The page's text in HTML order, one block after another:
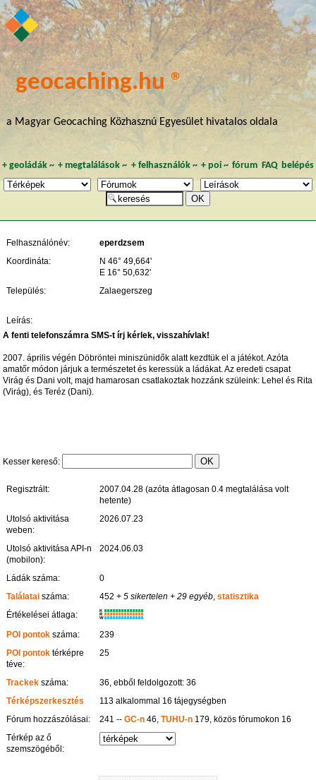
geocaching.hu ®
a Magyar Geocaching Közhasznú Egyesület hivatalos oldala
+ geoládák~ +megtalálások ~ + felhasználók~ + poi~ fórum FAQ belépés
Felhasználónév:
eperdzsem
Koordináta:
N 46° 49,664'
E 16° 50,632'
Település:
Zalaegerszeg
Leírás:
A fenti telefonszámra SMS-t írj kérlek, visszahívlak!
2007. április végén Döbröntei miniszünidők alatt kezdtük el a játékot. Azóta
amatőr módon járjuk a természetet és keressük a ládákat. Az eredeti csapat
Virág és Dani volt, majd hamarosan csatlakoztak hozzánk szüleink: Lehel és Rita
(Virág), és Teréz (Dani).
Kesser kereső:
Regisztrált:
2007.04.28 (azóta átlagosan 0.4 megtalálása volt
hetente)
Utolsó aktivitása
weben:
2026.07.23
Utolsó aktivitása API-n
(mobilon):
2024.06.03
Ládák száma:
0
Találatai száma: 452 + 5 sikertelen + 29 egyéb,statisztika
Értékelései átlaga:
K
R
W
POI pontok száma:
239
POI pontok térképre
téve:
25
Trackek száma:
36, ebből feldolgozott: 36
Térképszerkesztés
113 alkalommal 16 tájegységben
Fórum hozzászólásai:
241 --GC-n 46,TUHU-n 179, közös fórumokon 16
Térkép az ő
szemszögéből: